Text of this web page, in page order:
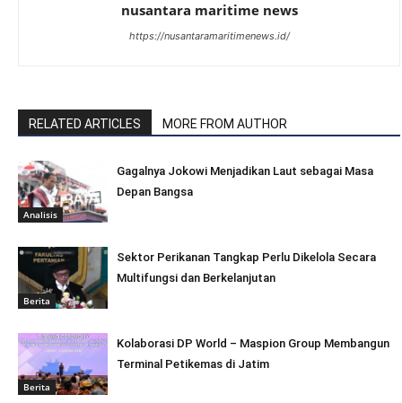
nusantara maritime news
https://nusantaramaritimenews.id/
RELATED ARTICLES MORE FROM AUTHOR
Analisis
Gagalnya Jokowi Menjadikan Laut sebagai Masa
Depan Bangsa
Berita
Sektor Perikanan Tangkap Perlu Dikelola Secara
Multifungsi dan Berkelanjutan
Berita
Kolaborasi DP World – Maspion Group Membangun
Terminal Petikemas di Jatim